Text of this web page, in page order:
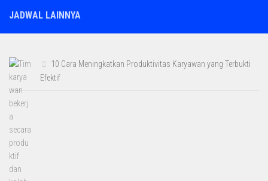
JADWAL LAINNYA
10 Cara Meningkatkan Produktivitas Karyawan yang Terbukti
Efektif